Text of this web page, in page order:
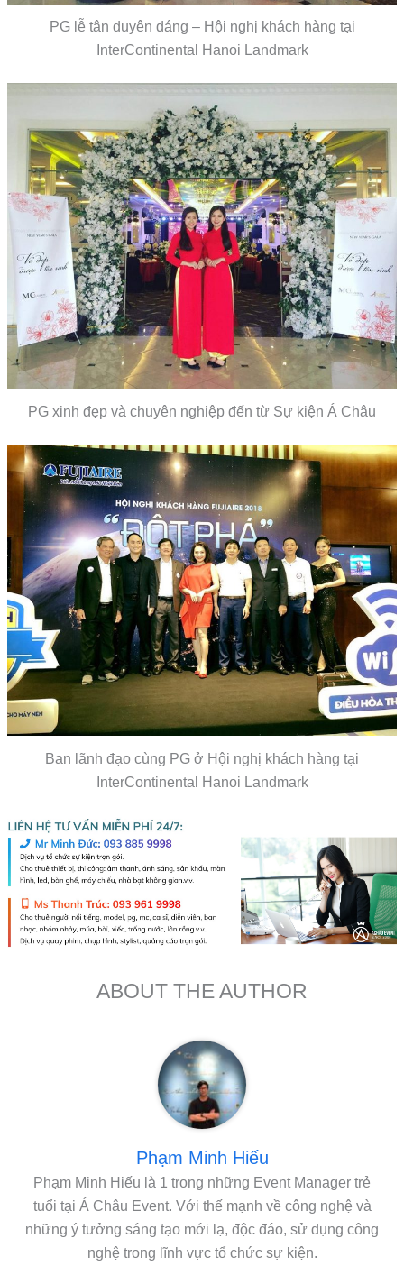
PG lễ tân duyên dáng – Hội nghị khách hàng tại
InterContinental Hanoi Landmark
PG xinh đẹp và chuyên nghiệp đến từ Sự kiện Á Châu
Ban lãnh đạo cùng PG ở Hội nghị khách hàng tại
InterContinental Hanoi Landmark
ABOUT THE AUTHOR
Phạm Minh Hiếu
Phạm Minh Hiếu là 1 trong những Event Manager trẻ
tuổi tại Á Châu Event. Với thế mạnh về công nghệ và
những ý tưởng sáng tạo mới lạ, độc đáo, sử dụng công
nghệ trong lĩnh vực tổ chức sự kiện.